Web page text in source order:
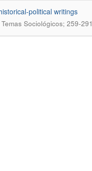
political writings
Sociológicos; 259-291